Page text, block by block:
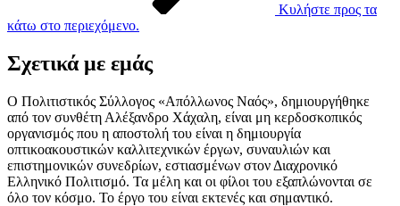
Κυλήστε προς τα
κάτω στο περιεχόμενο.
Σχετικά με εμάς
Ο Πολιτιστικός Σύλλογος «Απόλλωνος Ναός», δημιουργήθηκε
από τον συνθέτη Αλέξανδρο Χάχαλη, είναι μη κερδοσκοπικός
οργανισμός που η αποστολή του είναι η δημιουργία
οπτικοακουστικών καλλιτεχνικών έργων, συναυλιών και
επιστημονικών συνεδρίων, εστιασμένων στον Διαχρονικό
Ελληνικό Πολιτισμό. Τα μέλη και οι φίλοι του εξαπλώνονται σε
όλο τον κόσμο. Το έργο του είναι εκτενές και σημαντικό.